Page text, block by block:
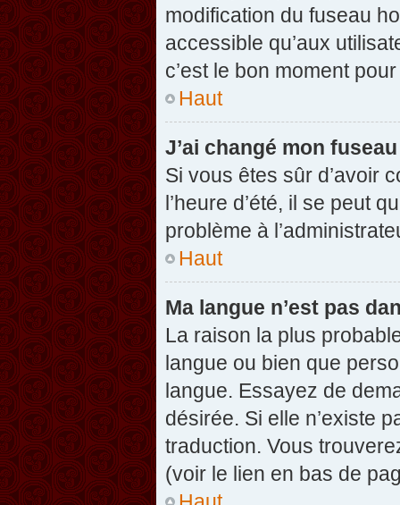
modification du fuseau
accessible qu’aux
c’est le bon moment
Haut
J’ai changé mon
Si vous êtes sûr d’avoir
l’heure d’été, il se peut
problème à
Haut
Ma langue n’est pas
La raison la plus
langue ou bien que
langue. Essayez de
désirée. Si elle n’existe
traduction. Vous
(voir le lien en bas de